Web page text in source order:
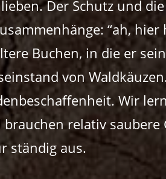
Der Schutz und
“ah,
Buchen, in die er
von
Wir
relativ
ständig aus.